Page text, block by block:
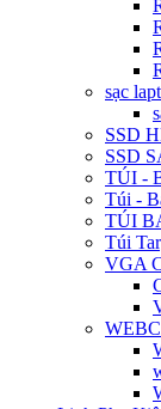
sạc
SSD
SSD
TÚI -
Túi -
TÚI
Túi
VGA